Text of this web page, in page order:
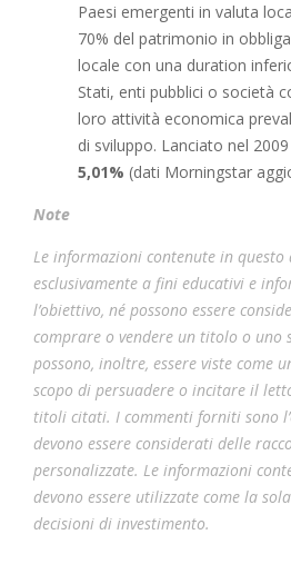
Paesi emergenti in valuta
70% del patrimonio in
locale con una duration
Stati, enti pubblici o società
loro attività economica
di sviluppo. Lanciato nel 2009
5,01% (dati Morningstar
Note
Le informazioni contenute in questo
esclusivamente a fini educativi e
l’obiettivo, né possono essere
comprare o vendere un titolo o
possono, inoltre, essere viste come
scopo di persuadere o incitare il
titoli citati. I commenti forniti sono
devono essere considerati delle
personalizzate. Le informazioni
devono essere utilizzate come la
decisioni di investimento.